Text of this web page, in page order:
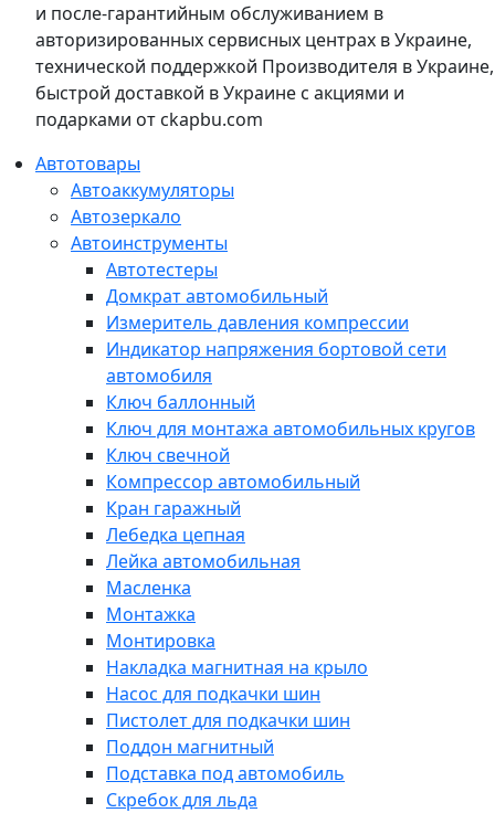
и после-гарантийным обслуживанием в
авторизированных сервисных центрах в Украине,
технической поддержкой Производителя в Украине,
быстрой доставкой в Украине с акциями и
подарками от ckapbu.com
Автотовары
Автоаккумуляторы
Автозеркало
Автоинструменты
Автотестеры
Домкрат автомобильный
Измеритель давления компрессии
Индикатор напряжения бортовой сети
автомобиля
Ключ баллонный
Ключ для монтажа автомобильных кругов
Ключ свечной
Компрессор автомобильный
Кран гаражный
Лебедка цепная
Лейка автомобильная
Масленка
Монтажка
Монтировка
Накладка магнитная на крыло
Насос для подкачки шин
Пистолет для подкачки шин
Поддон магнитный
Подставка под автомобиль
Скребок для льда